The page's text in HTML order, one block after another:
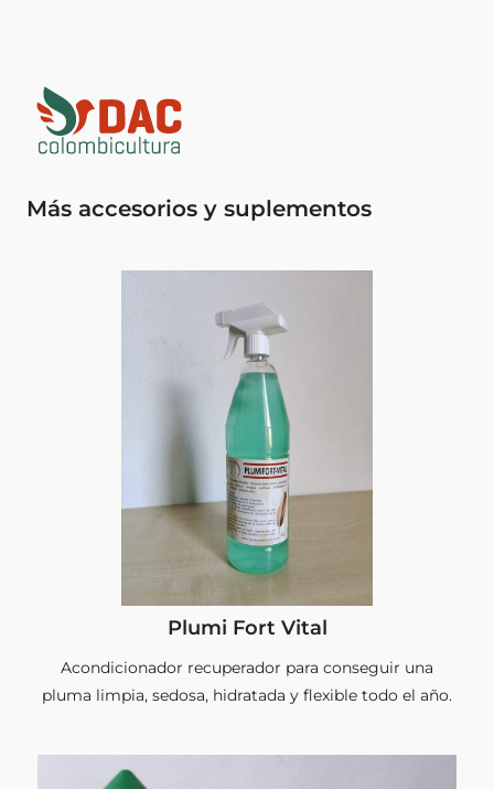
Más accesorios y suplementos
Plumi Fort Vital
Acondicionador recuperador para conseguir una
pluma limpia, sedosa, hidratada y flexible todo el año.